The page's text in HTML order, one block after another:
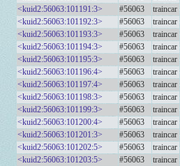
<kuid2:56063:101191:3>
#56063 traincar
<kuid2:56063:101192:3>
#56063 traincar
<kuid2:56063:101193:3>
#56063 traincar
<kuid2:56063:101194:3>
#56063 traincar
<kuid2:56063:101195:3>
#56063 traincar
<kuid2:56063:101196:4>
#56063 traincar
<kuid2:56063:101197:4>
#56063 traincar
<kuid2:56063:101198:3>
#56063 traincar
<kuid2:56063:101199:3>
#56063 traincar
<kuid2:56063:101200:4>
#56063 traincar
<kuid2:56063:101201:3>
#56063 traincar
<kuid2:56063:101202:5>
#56063 traincar
<kuid2:56063:101203:5>
#56063 traincar